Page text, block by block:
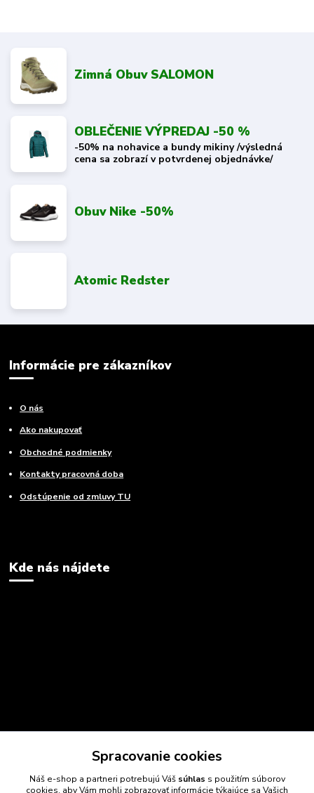
Zimná Obuv SALOMON
OBLEČENIE VÝPREDAJ -50 %
-50% na nohavice a bundy mikiny /výsledná
cena sa zobrazí v potvrdenej objednávke/
Obuv Nike -50%
Atomic Redster
Informácie pre zákazníkov
O nás
Ako nakupovať
Obchodné podmienky
Kontakty pracovná doba
Odstúpenie od zmluvy TU
Kde nás nájdete
Spracovanie cookies
Náš e-shop a partneri potrebujú Váš súhlas s použitím súborov
cookies, aby Vám mohli zobrazovať informácie týkajúce sa Vašich